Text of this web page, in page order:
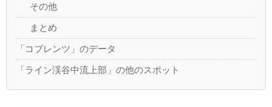
その他
まとめ
「コブレンツ」のデータ
「ライン渓谷中流上部」の他のスポット